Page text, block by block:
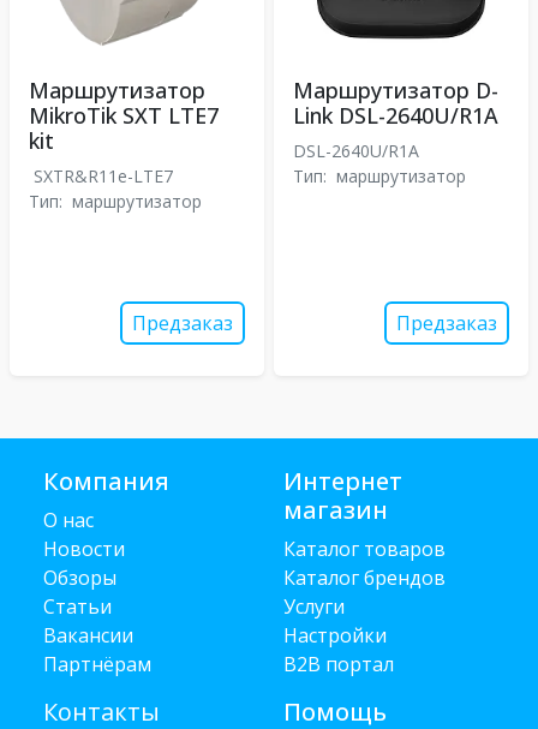
Маршрутизатор
MikroTik SXT LTE7
kit
SXTR&R11e-LTE7
Тип: маршрутизатор
Предзаказ
Маршрутизатор D-
Link DSL-2640U/R1A
DSL-2640U/R1A
Тип: маршрутизатор
Предзаказ
Компания
О нас
Новости
Обзоры
Статьи
Вакансии
Партнёрам
Контакты
Интернет
магазин
Каталог товаров
Каталог брендов
Услуги
Настройки
B2B портал
Помощь